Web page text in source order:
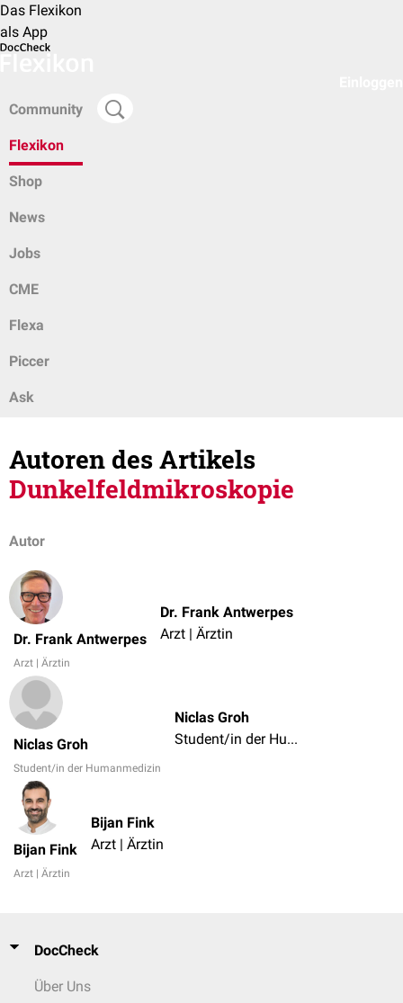
Das Flexikon
als App
Community
Flexikon
Shop
News
Jobs
CME
Flexa
Piccer
Ask
Autoren des Artikels
Dunkelfeldmikroskopie
Autor
Dr. Frank Antwerpes
Arzt | Ärztin
Dr. Frank Antwerpes
Arzt | Ärztin
Niclas Groh
Student/in der Humanmedizin
Niclas Groh
Student/in der Humanmedizin
Bijan Fink
Arzt | Ärztin
Bijan Fink
Arzt | Ärztin
DocCheck
Über Uns